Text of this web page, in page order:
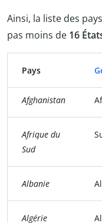
Ainsi, la liste des
pas moins de 16
Pays
Afghanistan
Afrique du
Sud
Albanie
Algérie